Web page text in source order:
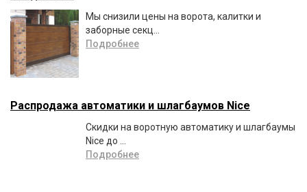
Мы снизили цены на ворота, калитки и
заборные секц...
Подробнее
Распродажа автоматики и шлагбаумов Nice
Скидки на воротную автоматику и шлагбаумы
Nice до ...
Подробнее